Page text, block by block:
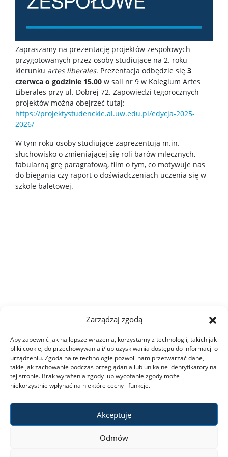
Zarządzaj zgodą
Aby zapewnić jak najlepsze wrażenia, korzystamy z technologii, takich jak
pliki cookie, do przechowywania i/lub uzyskiwania dostępu do informacji o
urządzeniu. Zgoda na te technologie pozwoli nam przetwarzać dane,
takie jak zachowanie podczas przeglądania lub unikalne identyfikatory na
tej stronie. Brak wyrażenia zgody lub wycofanie zgody może
niekorzystnie wpłynąć na niektóre cechy i funkcje.
Akceptuję
Odmów
Dla pracowników
Kadra naukowa
Szkolenia i kursy
Ogłoszenia
Dni wolne od pracy
Minigranty
Opłaty
Dyżury wykładowców
Zapraszamy na prezentację projektów zespołowych
przygotowanych przez osoby studiujące na 2. roku
kierunku artes liberales. Prezentacja odbędzie się 3
czerwca o godzinie 15.00 w sali nr 9 w Kolegium Artes
Liberales przy ul. Dobrej 72. Zapowiedzi tegorocznych
projektów można obejrzeć tutaj:
https://projektystudenckie.al.uw.edu.pl/edycja-2025-
2026/
W tym roku osoby studiujące zaprezentują m.in.
słuchowisko o zmieniającej się roli barów mlecznych,
fabularną grę paragrafową, film o tym, co motywuje nas
do biegania czy raport o doświadczeniach uczenia się w
szkole baletowej.